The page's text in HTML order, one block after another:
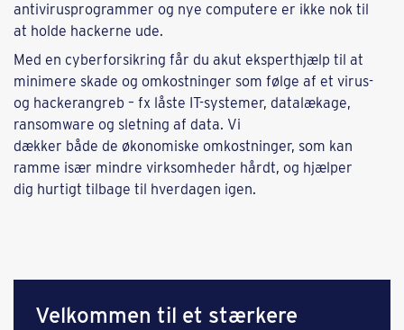
antivirusprogrammer og nye computere er ikke nok til
at holde hackerne ude.
Med en cyberforsikring får du akut eksperthjælp til at
minimere skade og omkostninger som følge af et virus-
og hackerangreb – fx låste IT-systemer, datalækage,
ransomware og sletning af data. Vi
dækker både de økonomiske omkostninger, som kan
ramme især mindre virksomheder hårdt, og hjælper
dig hurtigt tilbage til hverdagen igen.
Velkommen til et stærkere